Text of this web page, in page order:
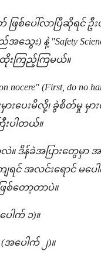
ပေါ်လာပြီဆိုရင် ဦးပ
အသွေး) နဲ့ "Safety
ထိုးကြည့်ကြမယ်။
nocere" (First,
မှားပေးမိလို့၊ ခွဲစိတ်မှု မှ
ပါတယ်။
ဘာလဲ။ ဒိန်ခဲအပြား
င် အလင်းရောင် မပ
ြစ်တော့တာပဲ။
ါက် ၁)။
အပေါက် ၂)။